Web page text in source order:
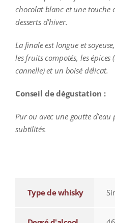
chocolat blanc et une touche
desserts d’hiver.
La finale est longue et
les fruits compotés, les
cannelle) et un boisé délicat.
Conseil de dégustation :
Pur ou avec une goutte
subtilités.
Type de whisky